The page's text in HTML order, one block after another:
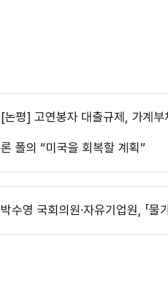
[논평] 고연봉자 대출규제, 가계
론 폴의 “미국을 회복할 계획”
박수영 국회의원·자유기업원, 「